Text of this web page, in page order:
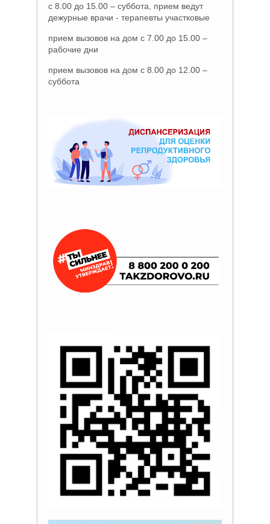
с 8.00 до 15.00 – суббота, прием ведут
дежурные врачи - терапевты участковые
прием вызовов на дом с 7.00 до 15.00 –
рабочие дни
прием вызовов на дом с 8.00 до 12.00 –
суббота